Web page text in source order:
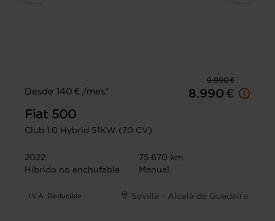
9.990 €
Desde 140 € /mes*
8.990 €
Fiat 500
Club 1.0 Hybrid 51KW (70 CV)
2022
75.670 km
Híbrido no enchufable
Manual
I.V.A. Deducible Sevilla - Alcalá de Guadaíra